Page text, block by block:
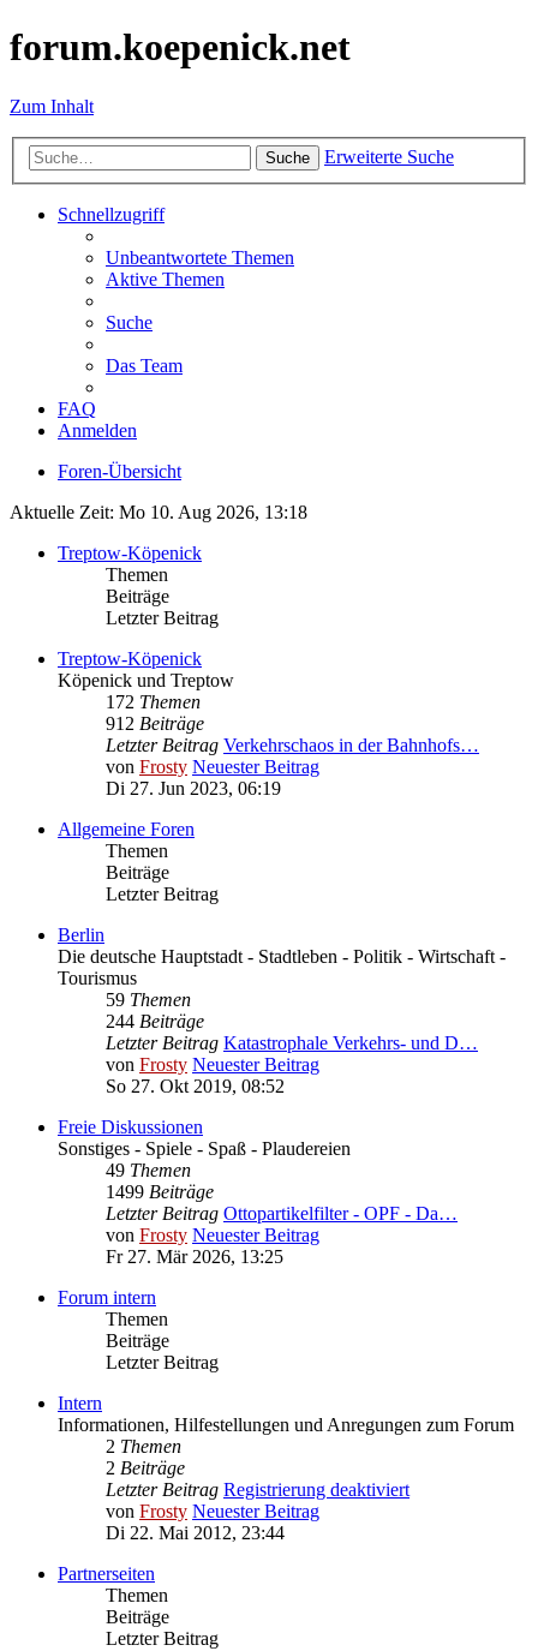
forum.koepenick.net
Zum Inhalt
Suche Erweiterte Suche
Schnellzugriff
Unbeantwortete Themen
Aktive Themen
Suche
Das Team
FAQ
Anmelden
Foren-Übersicht
Aktuelle Zeit: Mo 10. Aug 2026, 13:18
Treptow-Köpenick
Themen
Beiträge
Letzter Beitrag
Treptow-Köpenick
Köpenick und Treptow
172 Themen
912 Beiträge
Letzter Beitrag Verkehrschaos in der Bahnhofs…
von Frosty Neuester Beitrag
Di 27. Jun 2023, 06:19
Allgemeine Foren
Themen
Beiträge
Letzter Beitrag
Berlin
Die deutsche Hauptstadt - Stadtleben - Politik - Wirtschaft -
Tourismus
59 Themen
244 Beiträge
Letzter Beitrag Katastrophale Verkehrs- und D…
von Frosty Neuester Beitrag
So 27. Okt 2019, 08:52
Freie Diskussionen
Sonstiges - Spiele - Spaß - Plaudereien
49 Themen
1499 Beiträge
Letzter Beitrag Ottopartikelfilter - OPF - Da…
von Frosty Neuester Beitrag
Fr 27. Mär 2026, 13:25
Forum intern
Themen
Beiträge
Letzter Beitrag
Intern
Informationen, Hilfestellungen und Anregungen zum Forum
2 Themen
2 Beiträge
Letzter Beitrag Registrierung deaktiviert
von Frosty Neuester Beitrag
Di 22. Mai 2012, 23:44
Partnerseiten
Themen
Beiträge
Letzter Beitrag